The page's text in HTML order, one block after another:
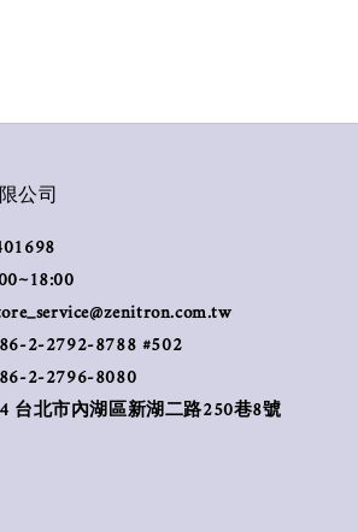
公司
2-2792-8788 #502
2-2796-8080
台北市內湖區新湖二路250巷8號